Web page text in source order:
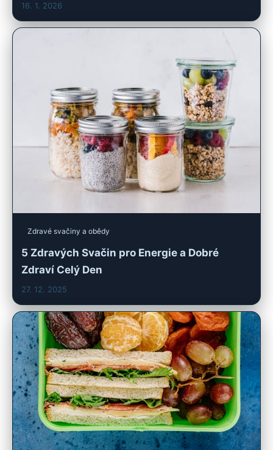
16. 1. 2026
Zdravé svačiny a obědy
5 Zdravých Svačin pro Energie a Dobré
Zdraví Celý Den
27. 12. 2025